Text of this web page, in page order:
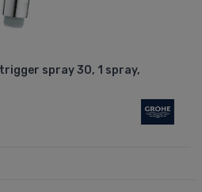
spray 30, 1 spray,